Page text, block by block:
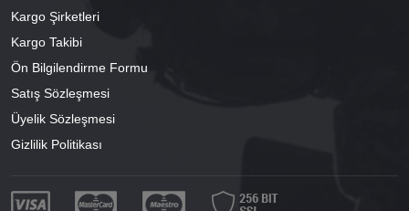
Kargo Şirketleri
Kargo Takibi
Ön Bilgilendirme Formu
Satış Sözleşmesi
Üyelik Sözleşmesi
Gizlilik Politikası